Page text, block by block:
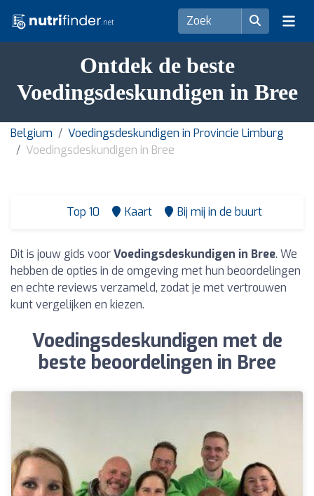
Ontdek de beste
Voedingsdeskundigen in Bree
Belgium
Voedingsdeskundigen in Provincie Limburg
Voedingsdeskundigen in Bree
Top 10 Kaart Bij mij in de buurt
Dit is jouw gids voorVoedingsdeskundigen in Bree. We
hebben de opties in de omgeving met hun beoordelingen
en echte reviews verzameld, zodat je met vertrouwen
kunt vergelijken en kiezen.
Voedingsdeskundigen met de
beste beoordelingen in Bree